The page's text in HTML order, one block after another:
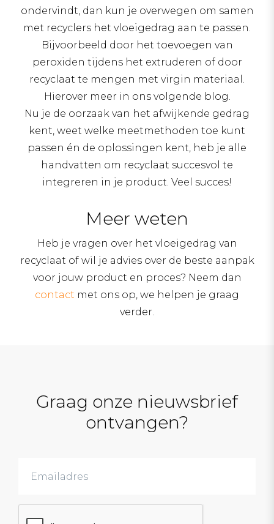
ondervindt, dan kun je overwegen om samen
met recyclers het vloeigedrag aan te passen.
Bijvoorbeeld door het toevoegen van
peroxiden tijdens het extruderen of door
recyclaat te mengen met virgin materiaal.
Hierover meer in ons volgende blog.
Nu je de oorzaak van het afwijkende gedrag
kent, weet welke meetmethoden toe kunt
passen én de oplossingen kent, heb je alle
handvatten om recyclaat succesvol te
integreren in je product. Veel succes!
Meer weten
Heb je vragen over het vloeigedrag van
recyclaat of wil je advies over de beste aanpak
voor jouw product en proces? Neem dan
contact met ons op, we helpen je graag
verder.
Graag onze nieuwsbrief
ontvangen?